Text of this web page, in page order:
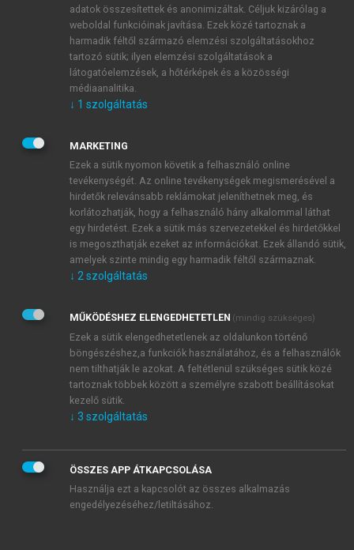
E-MAIL-CÍM
JELSZÓ
JELSZÓ ÚJRA
Kérek értesítést a MeRSZ újdonságairól, akcióiról.
Kérek értesítést az Akadémiai Kiadó Zrt. újdonságairól,
Adatkezelési tájékoztatóbanfoglaltakat tudomásul
veszem és elfogadom.
Általános vásárlási feltételeket, valamint a szotar.netés a
mersz.huoldalak licencszerződéseiben foglaltakat
tudomásul veszem és elfogadom.
KIPRÓBÁLOM
adatok összesítettek és anonimizáltak. Céljuk kizárólag a
weboldal funkcióinak javítása. Ezek közé tartoznak a
harmadik féltől származó elemzési szolgáltatásokhoz
tartozó sütik; ilyen elemzési szolgáltatások a
látogatóelemzések, a hőtérképek és a közösségi
médiaanalitika.
↓ 1 szolgáltatás
MARKETING
Ezek a sütik nyomon követik a felhasználó online
tevékenységét. Az online tevékenységek megismerésével a
hirdetők relevánsabb reklámokat jeleníthetnek meg, és
korlátozhatják, hogy a felhasználó hány alkalommal láthat
egy hirdetést. Ezek a sütik más szervezetekkel és hirdetőkkel
is megoszthatják ezeket az információkat. Ezek állandó sütik,
amelyek szinte mindig egy harmadik féltől származnak.
↓ 2 szolgáltatás
MŰKÖDÉSHEZ ELENGEDHETETLEN (mindig szükséges)
Ezek a sütik elengedhetetlenek az oldalunkon történő
böngészéshez,a funkciók használatához, és a felhasználók
nem tilthatják le azokat. A feltétlenül szükséges sütik közé
tartoznak többek között a személyre szabott beállításokat
kezelő sütik.
↓ 3 szolgáltatás
ÖSSZES APP ÁTKAPCSOLÁSA
Használja ezt a kapcsolót az összes alkalmazás
engedélyezéséhez/letiltásához.